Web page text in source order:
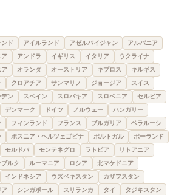
ド アイルランド アゼルバイジャン
アルバニア
ア
アンドラ イギリス イタリア
ウクライナ
ア
オランダ オーストリア キプロス
キルギス
クロアチア サンマリノ ジョージア
スイス
デン
スペイン スロバキア スロベニア
セルビア
デンマーク ドイツ ノルウェー
ハンガリー
フィンランド フランス ブルガリア
ベラルーシ
ボスニア・ヘルツェゴビナ ポルトガル
ポーランド
モルドバ モンテネグロ ラトビア
リトアニア
ルク
ルーマニア ロシア 北マケドニア
インドネシア ウズベキスタン
カザフスタン
ア
シンガポール スリランカ タイ
タジキスタン